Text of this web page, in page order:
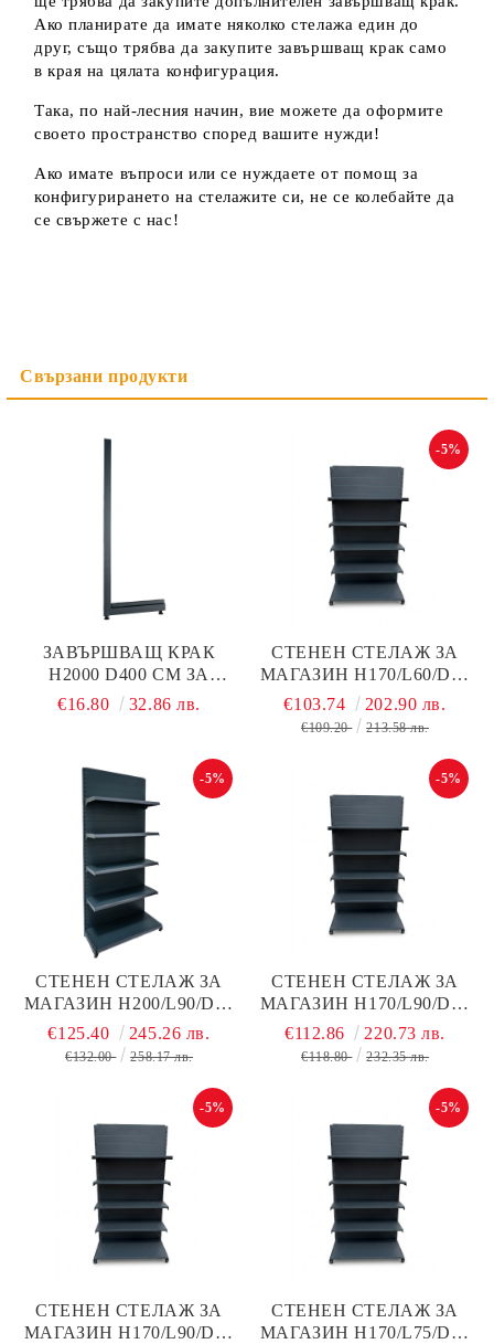
Ако планирате да имате няколко стелажа един до
друг, също трябва да закупите завършващ крак само
в края на цялата конфигурация.
Така, по най-лесния начин, вие можете да оформите
своето пространство според вашите нужди!
Ако имате въпроси или се нуждаете от помощ за
конфигурирането на стелажите си, не се колебайте да
се свържете с нас!
ЗАВЪРШВАЩ КРАК
H2000 D400 СМ ЗА
КРАЙСТЕНЕН СТЕЛАЖ
€16.80 32.86 лв.
СТЕНЕН СТЕЛАЖ ЗА
МАГАЗИН Н170/L60/D40
СМ + 4 РАФТА ПО D40
СМ С ПЛЪТЕН ГРЪБ,
-5%
€103.74 202.90 лв.
€109.20 213.58 лв.
СТЕНЕН СТЕЛАЖ ЗА
МАГАЗИН Н200/L90/D40
СМ + 4 РАФТА ПО D40
СМ С ПЛЪТЕН ГРЪБ,
-5%
€125.40 245.26 лв.
€132.00 258.17 лв.
СТЕНЕН СТЕЛАЖ ЗА
МАГАЗИН Н170/L90/D40
СМ + 4 РАФТА ПО D30 С
ПЛЪТЕН ГРЪБ, ТЪМНО
-5%
€112.86 220.73 лв.
€118.80 232.35 лв.
СТЕНЕН СТЕЛАЖ ЗА
МАГАЗИН Н170/L90/D40
-5%
СТЕНЕН СТЕЛАЖ ЗА
МАГАЗИН Н170/L75/D40
-5%